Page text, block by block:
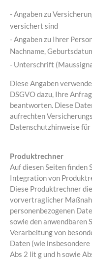
- Angaben zu
versichert sind
- Angaben zu Ihrer
Nachname,
- Unterschrift
Diese Angaben
DSGVO dazu, Ihre
beantworten. Diese
aufrechten
Datenschutzhinweise
Produktrechner
Auf diesen Seiten finden
Integration von
Diese Produktrechner
vorvertraglicher
personenbezogenen
sowie den anwendbaren
Verarbeitung von
Daten (wie
Abs 2 lit g und h sowie